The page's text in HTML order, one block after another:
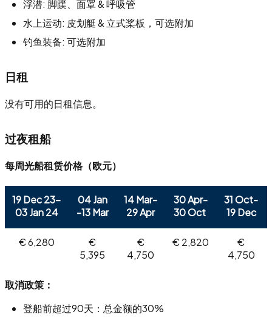
浮潜: 脚蹼、面罩 & 呼吸管
水上运动: 皮划艇 & 立式桨板，可选附加
钓鱼装备: 可选附加
日租
没有可用的日租信息。
过夜租船
每周光船租赁价格（欧元）
19 Dec 23-
03 Jan 24
04 Jan
-13 Mar
14 Mar-
29 Apr
30 Apr-
30 Oct
31 Oct-
19 Dec
€ 6,280
€
5,395
€
4,750
€ 2,820
€
4,750
取消政策：
登船前超过90天：总金额的30%